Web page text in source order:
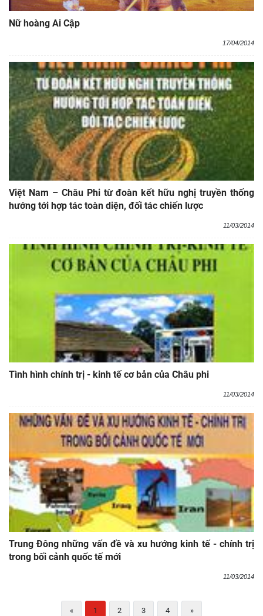
Nữ hoàng Ai Cập
17/04/2014
Việt Nam – Châu Phi từ đoàn kết hữu nghị truyền thống
hướng tới hợp tác toàn diện, đối tác chiến lược
11/03/2014
Tình hình chính trị - kinh tế cơ bản của Châu phi
11/03/2014
Trung Đông những vấn đề và xu hướng kinh tế - chính trị
trong bối cảnh quốc tế mới
11/03/2014
« 1 2 3 4 »